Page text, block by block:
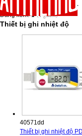
Lượt truy cập: 13,953,504
Đang xem:1 (1 guest)
Thiết bị ghi nhiệt độ
40571dd
Thiết bị ghi nhiệt độ